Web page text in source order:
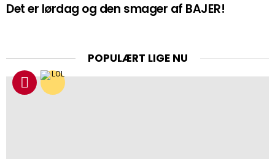
Det er lørdag og den smager af BAJER!
POPULÆRT LIGE NU